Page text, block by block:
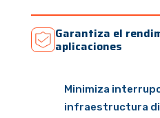
Garantiza el
aplicaciones
Minimiza
infraestructura